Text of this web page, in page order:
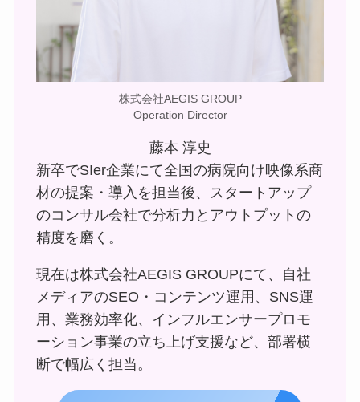
株式会社AEGIS GROUP
Operation Director
藤本 淳史
新卒でSIer企業にて全国の病院向け映像系商
材の提案・導入を担当後、スタートアップ
のコンサル会社で分析力とアウトプットの
精度を磨く。
現在は株式会社AEGIS GROUPにて、自社
メディアのSEO・コンテンツ運用、SNS運
用、業務効率化、インフルエンサープロモ
ーション事業の立ち上げ支援など、部署横
断で幅広く担当。